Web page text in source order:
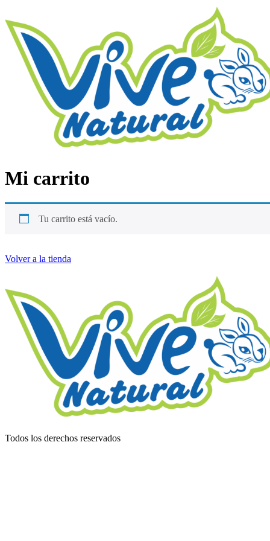
al
contenido
Mi carrito
Tu carrito está vacío.
Volver a la tienda
Todos los derechos reservados